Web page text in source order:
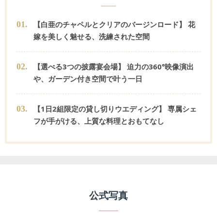
01.
【白亜のチャペルとクリアのバージンロード】 花
嫁を美しく魅せる、洗練された空間
02.
【選べる3つの披露宴会場】 迫力の360°映像演出
や、ガーデン付き空間で叶う一日
03.
【1日2組限定の貸し切りウエディング】 専属シェ
フが手がける、上質な料理とおもてなし
公式写真